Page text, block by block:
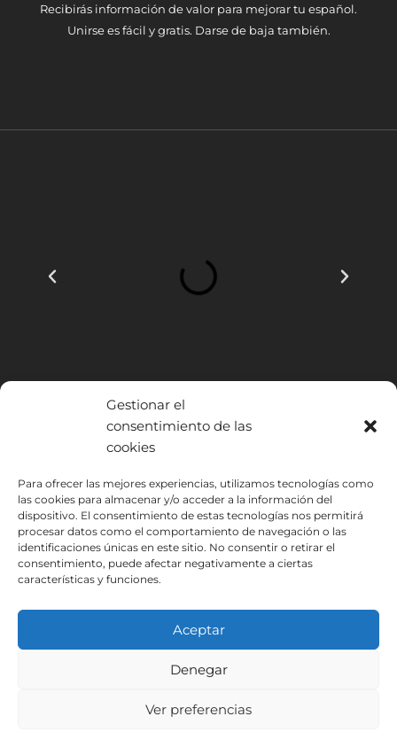
Gestionar el
consentimiento de las
cookies
Para ofrecer las mejores experiencias, utilizamos tecnologías como
las cookies para almacenar y/o acceder a la información del
dispositivo. El consentimiento de estas tecnologías nos permitirá
procesar datos como el comportamiento de navegación o las
identificaciones únicas en este sitio. No consentir o retirar el
consentimiento, puede afectar negativamente a ciertas
características y funciones.
Aceptar
Denegar
Ver preferencias
Recibirás información de valor para mejorar tu español.
Unirse es fácil y gratis. Darse de baja también.
INSTITUTO HISPANICO DE MURCIA, SOCIEDAD LIMITADA ha sido
beneficiario del Fondo Europeo de Desarrollo Regional cuyo objetivo
es mejorar el uso y la calidad de las tecnologías de la información y de
las comunicaciones y el acceso a las mismas y gracias al que ha
podido implantar las siguientes soluciones: Presencia web a través de
página propia. Esta acción ha tenido lugar durante 2020. Para ello ha
contado con el apoyo del programa TIC Cámaras de la Cámara de
Condiciones de Inscripción
Política de Cookies